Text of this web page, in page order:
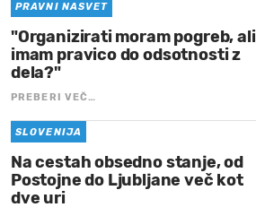
PRAVNI NASVET
"Organizirati moram pogreb, ali
imam pravico do odsotnosti z
dela?"
PREBERI VEČ…
SLOVENIJA
Na cestah obsedno stanje, od
Postojne do Ljubljane več kot
dve uri